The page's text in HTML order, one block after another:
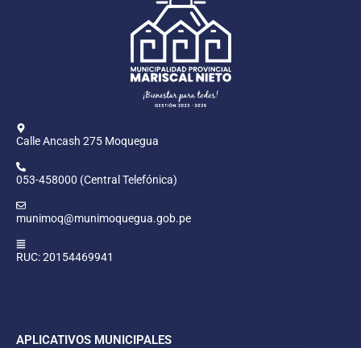
Calle Ancash 275 Moquegua
053-458000 (Central Telefónica)
munimoq@munimoquegua.gob.pe
RUC: 20154469941
APLICATIVOS MUNICIPALES